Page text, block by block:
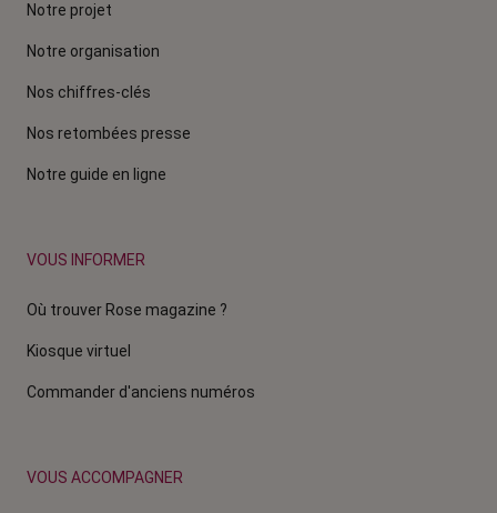
Notre projet
Notre organisation
Nos chiffres-clés
Nos retombées presse
Notre guide en ligne
VOUS INFORMER
Où trouver Rose magazine ?
Kiosque virtuel
Commander d'anciens numéros
VOUS ACCOMPAGNER